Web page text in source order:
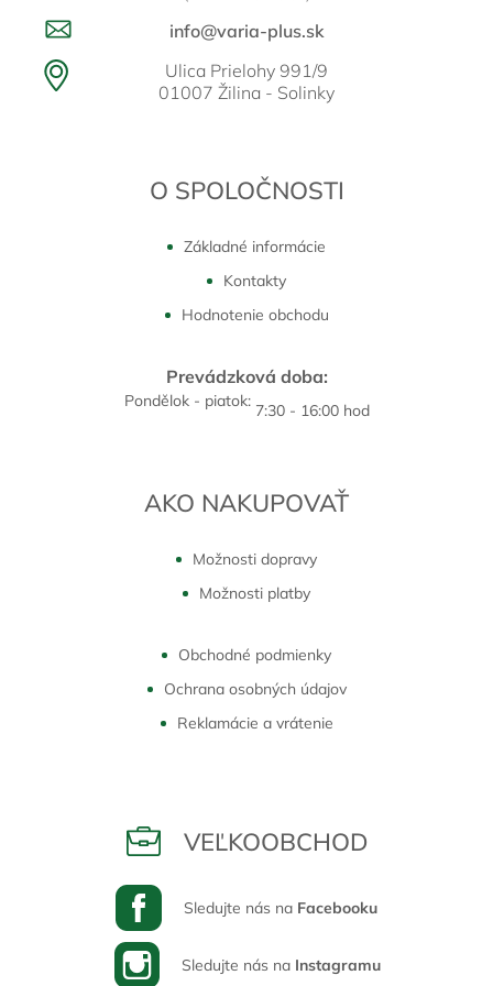
info@varia-plus.sk
Ulica Prielohy 991/9
01007 Žilina - Solinky
O SPOLOČNOSTI
Základné informácie
Kontakty
Hodnotenie obchodu
Prevádzková doba:
Pondělok - piatok: 7:30 - 16:00 hod
AKO NAKUPOVAŤ
Možnosti dopravy
Možnosti platby
Obchodné podmienky
Ochrana osobných údajov
Reklamácie a vrátenie
VEĽKOOBCHOD
Sledujte nás na Facebooku
Sledujte nás na Instagramu